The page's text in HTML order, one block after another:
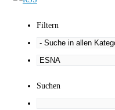
Filtern
Suchen